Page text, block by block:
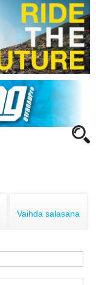
Vaihda salasana